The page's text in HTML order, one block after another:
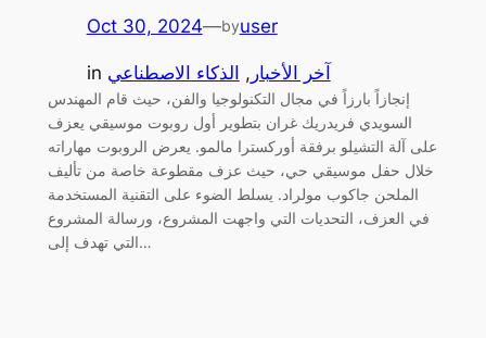
Oct 30, 2024—byuser
in آخر الأخبار , الذكاء الاصطناعي
إنجازاً بارزاً في مجال التكنولوجيا والفن، حيث قام المهندس
السويدي فريدريك غران بتطوير أول روبوت موسيقي يعزف
على آلة التشيلو برفقة أوركسترا مالمو. يعرض الروبوت مهاراته
خلال حفل موسيقي حي، حيث عزف مقطوعة خاصة من تأليف
الملحن جاكوب مولراد. يسلط الضوء على التقنية المستخدمة
في العزف، التحديات التي واجهت المشروع، ورسالة المشروع
التي تهدف إلى…